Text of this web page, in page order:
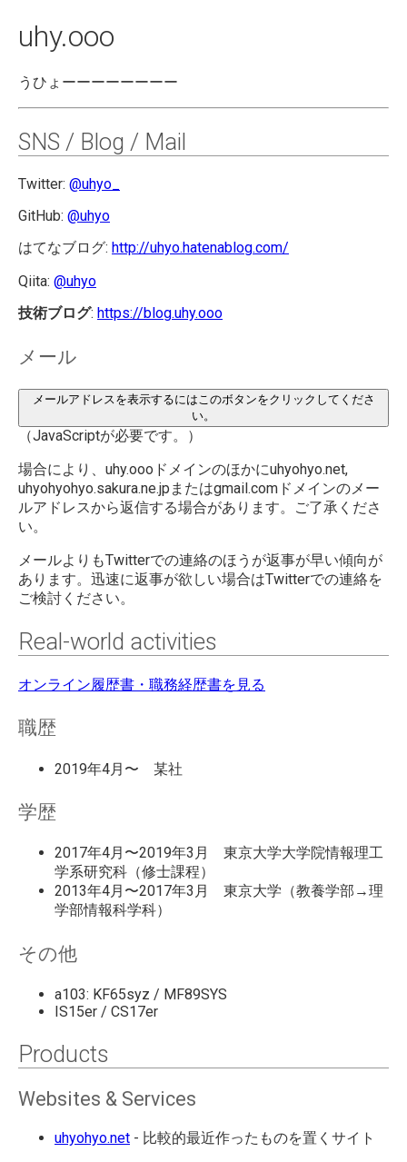
uhy.ooo
うひょーーーーーーーー
SNS / Blog / Mail
Twitter: @uhyo_
GitHub: @uhyo
はてなブログ: http://uhyo.hatenablog.com/
Qiita: @uhyo
技術ブログ: https://blog.uhy.ooo
メール
メールアドレスを表示するにはこのボタンをクリックしてくださ
い。
（JavaScriptが必要です。）
場合により、uhy.oooドメインのほかにuhyohyo.net,
uhyohyohyo.sakura.ne.jpまたはgmail.comドメインのメー
ルアドレスから返信する場合があります。ご了承くださ
い。
メールよりもTwitterでの連絡のほうが返事が早い傾向が
あります。迅速に返事が欲しい場合はTwitterでの連絡を
ご検討ください。
Real-world activities
オンライン履歴書・職務経歴書を見る
職歴
2019年4月〜 某社
学歴
2017年4月〜2019年3月 東京大学大学院情報理工
学系研究科（修士課程）
2013年4月〜2017年3月 東京大学（教養学部→理
学部情報科学科）
その他
a103: KF65syz / MF89SYS
IS15er / CS17er
Products
Websites & Services
uhyohyo.net - 比較的最近作ったものを置くサイト